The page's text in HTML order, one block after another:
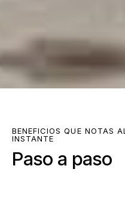
BENEFICIOS QUE NOTAS AL
INSTANTE
Paso a paso